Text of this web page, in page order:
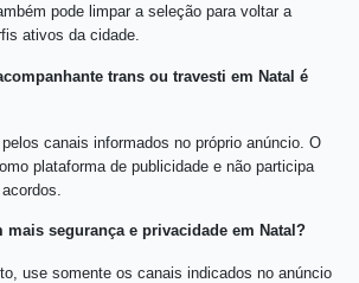
pode limpar a seleção para voltar a
ativos da cidade.
trans ou travesti em Natal é
canais informados no próprio anúncio. O
plataforma de publicidade e não participa
mais segurança e privacidade em Natal?
use somente os canais indicados no anúncio